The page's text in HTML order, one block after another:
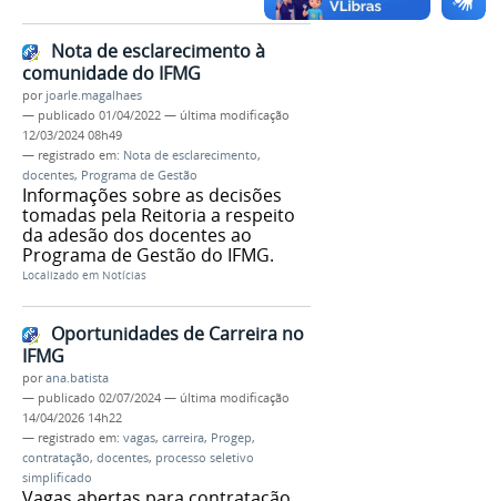
Nota de esclarecimento à
comunidade do IFMG
por joarle.magalhaes
— publicado 01/04/2022 — última modificação
12/03/2024 08h49
— registrado em: Nota de esclarecimento,
docentes, Programa de Gestão
Informações sobre as decisões
tomadas pela Reitoria a respeito
da adesão dos docentes ao
Programa de Gestão do IFMG.
Localizado em Notícias
Oportunidades de Carreira no
IFMG
porana.batista
— publicado 02/07/2024 — última modificação
14/04/2026 14h22
— registrado em: vagas, carreira, Progep,
contratação, docentes, processo seletivo
simplificado